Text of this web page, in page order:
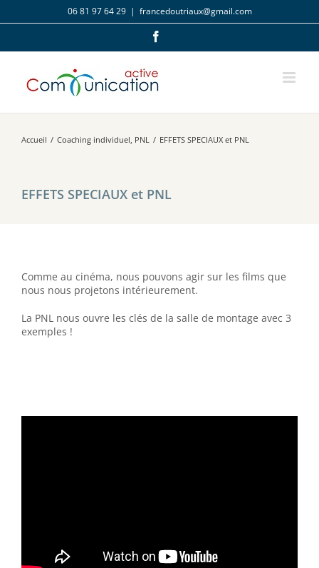
au
06 81 97 64 29 | francedoutriaux@gmail.com
Accueil / Coaching individuel PNL / EFFETS SPECIAUX et PNL
EFFETS SPECIAUX et PNL
Comme au cinéma, nous pouvons agir sur les films que
nous nous projetons intérieurement.
La PNL nous ouvre les clés de la salle de montage avec 3
exemples !